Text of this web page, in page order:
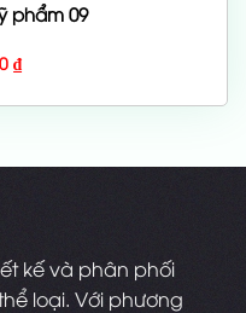
phẩm 09
₫
kế và phân phối
loại. Với phương